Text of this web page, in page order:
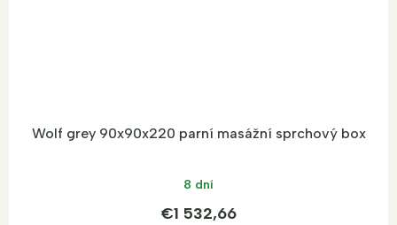
Wolf grey 90x90x220 parní masážní sprchový box
8 dní
€1 532,66